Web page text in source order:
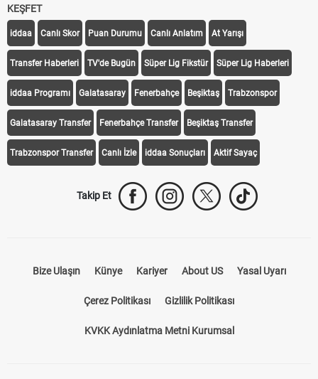
Transfer Haberleri TV'de Bugün Süper Lig Fikstür Süper Lig Haberleri
iddaa Programı Galatasaray Fenerbahçe Beşiktaş Trabzonspor
Galatasaray Transfer Fenerbahçe Transfer Beşiktaş Transfer
Trabzonspor Transfer Canlı İzle iddaa Sonuçları Aktif Sayaç
Takip Et